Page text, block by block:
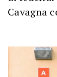
Cavagna